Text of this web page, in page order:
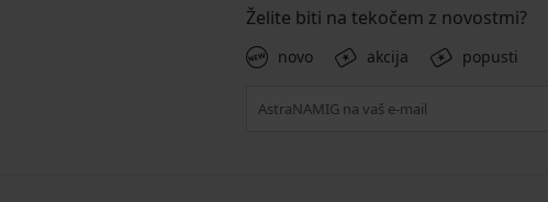
Želite biti na tekočem z novostmi?
novo akcija popusti